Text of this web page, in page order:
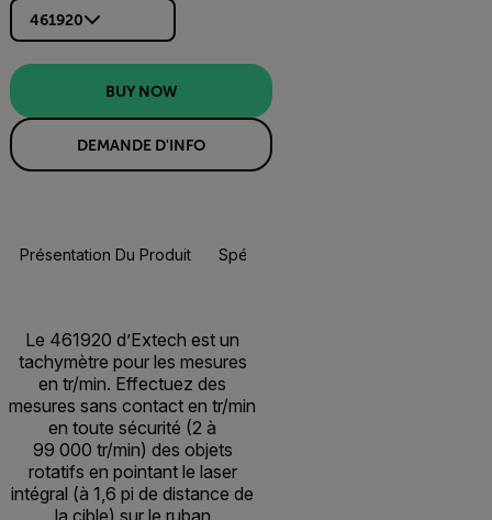
461920
BUY NOW
DEMANDE D'INFO
Présentation Du Produit Spécifications
Le 461920 d’Extech est un
tachymètre pour les mesures
en tr/min. Effectuez des
mesures sans contact en tr/min
en toute sécurité (2 à
99 000 tr/min) des objets
rotatifs en pointant le laser
intégral (à 1,6 pi de distance de